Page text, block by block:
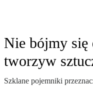
Nie bójmy się
tworzyw
Szklane pojemniki